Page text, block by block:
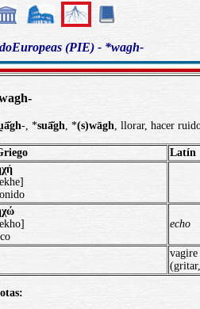
(PIE) - *wagh-
-, *suā̆gh , *(s)wāgh , llorar, hacer
Latín
echo
vagire